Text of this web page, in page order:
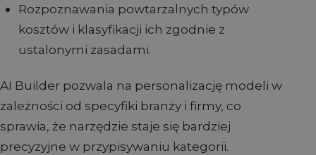
Rozpoznawania powtarzalnych typów
kosztów i klasyfikacji ich zgodnie z
ustalonymi zasadami.
AI Builder pozwala na personalizację modeli w
zależności od specyfiki branży i firmy, co
sprawia, że narzędzie staje się bardziej
precyzyjne w przypisywaniu kategorii.